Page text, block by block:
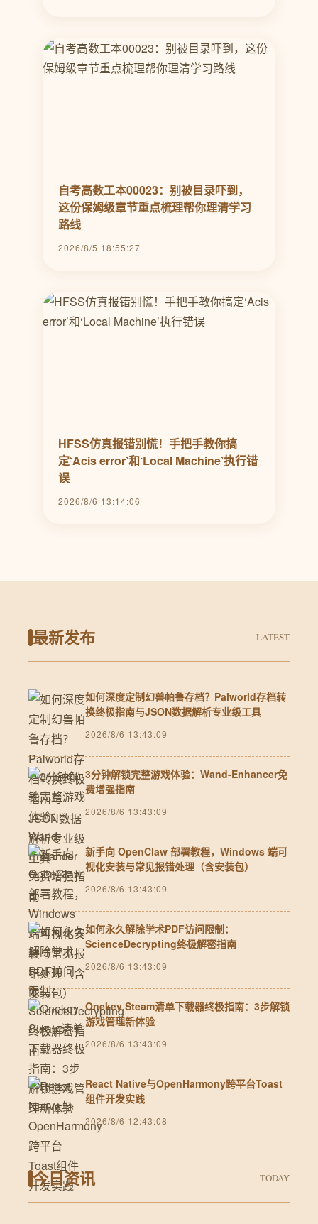
自考高数工本00023：别被目录吓到，
这份保姆级章节重点梳理帮你理清学习
路线
2026/8/5 18:55:27
HFSS仿真报错别慌！手把手教你搞
定‘Acis error’和‘Local Machine’执行错
误
2026/8/6 13:14:06
最新发布 LATEST
如何深度定制幻兽帕鲁存档？Palworld存档转
换终极指南与JSON数据解析专业级工具
2026/8/6 13:43:09
3分钟解锁完整游戏体验：Wand-Enhancer免
费增强指南
2026/8/6 13:43:09
新手向 OpenClaw 部署教程，Windows 端可
视化安装与常见报错处理（含安装包）
2026/8/6 13:43:09
如何永久解除学术PDF访问限制：
ScienceDecrypting终极解密指南
2026/8/6 13:43:09
Onekey Steam清单下载器终极指南：3步解锁
游戏管理新体验
2026/8/6 13:43:09
React Native与OpenHarmony跨平台Toast
组件开发实践
2026/8/6 12:43:08
今日资讯 TODAY